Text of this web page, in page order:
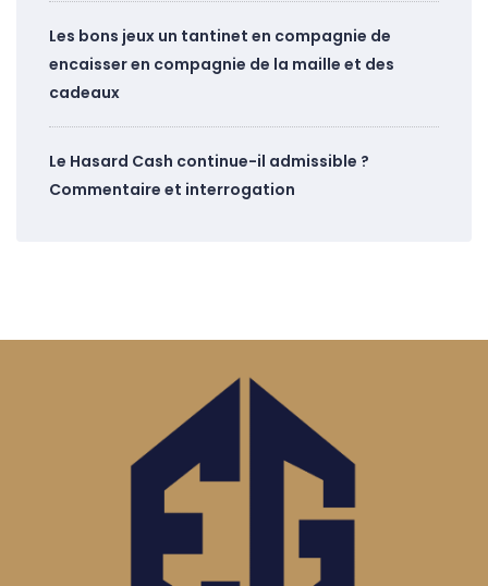
Les bons jeux un tantinet en compagnie de
encaisser en compagnie de la maille et des
cadeaux
Le Hasard Cash continue-il admissible ?
Commentaire et interrogation